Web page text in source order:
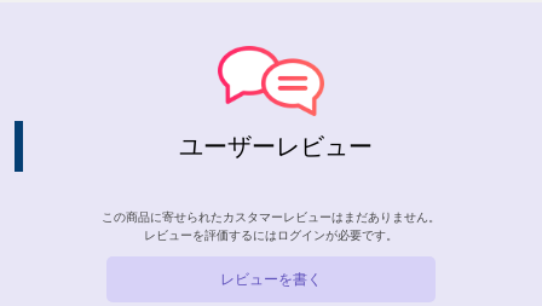
ユーザーレビュー
この商品に寄せられたカスタマーレビューはまだありません。
レビューを評価するには ログインが必要です。
レビューを書く